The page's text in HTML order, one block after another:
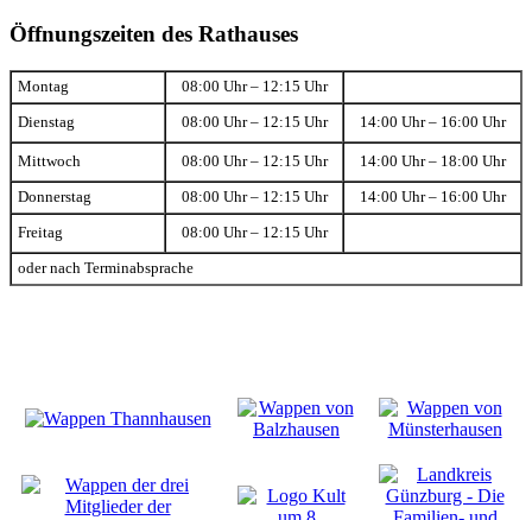
Öffnungszeiten des Rathauses
Montag 08:00 Uhr – 12:15 Uhr
Dienstag 08:00 Uhr – 12:15 Uhr 14:00 Uhr – 16:00 Uhr
Mittwoch 08:00 Uhr – 12:15 Uhr 14:00 Uhr – 18:00 Uhr
Donnerstag 08:00 Uhr – 12:15 Uhr 14:00 Uhr – 16:00 Uhr
Freitag 08:00 Uhr – 12:15 Uhr
oder nach Terminabsprache